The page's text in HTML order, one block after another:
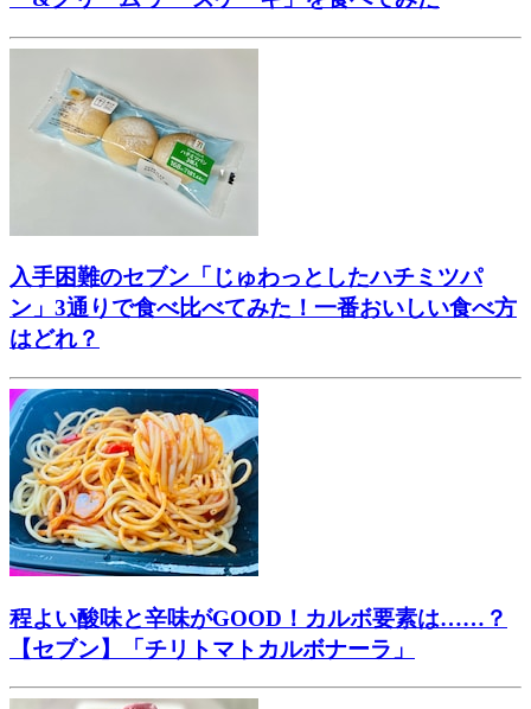
入手困難のセブン「じゅわっとしたハチミツパ
ン」3通りで食べ比べてみた！一番おいしい食べ方
はどれ？
程よい酸味と辛味がGOOD！カルボ要素は……？
【セブン】「チリトマトカルボナーラ」